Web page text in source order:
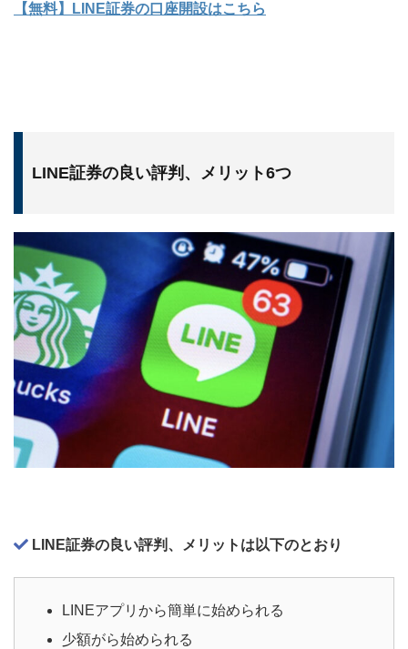
【無料】LINE証券の口座開設はこちら
LINE証券の良い評判、メリット6つ
LINE証券の良い評判、メリットは以下のとおり
LINEアプリから簡単に始められる
少額がら始められる